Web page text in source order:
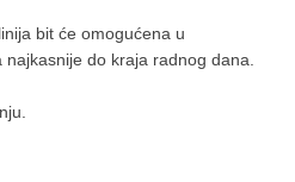
bit će omogućena u
do kraja radnog dana.